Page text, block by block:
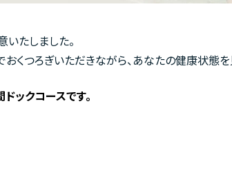
たしました。
くつろぎいただきながら、あなたの健康状態
ックコースです。